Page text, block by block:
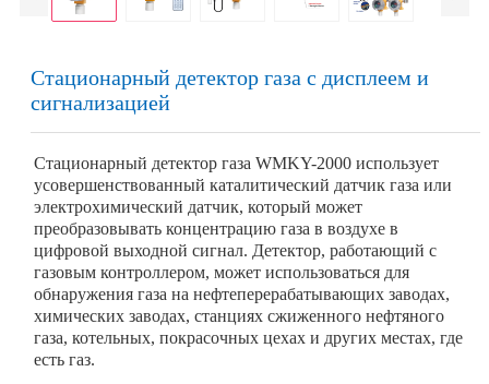
Стационарный детектор газа с дисплеем и
сигнализацией
Стационарный детектор газа WMKY-2000 использует
усовершенствованный каталитический датчик газа или
электрохимический датчик, который может
преобразовывать концентрацию газа в воздухе в
цифровой выходной сигнал. Детектор, работающий с
газовым контроллером, может использоваться для
обнаружения газа на нефтеперерабатывающих заводах,
химических заводах, станциях сжиженного нефтяного
газа, котельных, покрасочных цехах и других местах, где
есть газ.